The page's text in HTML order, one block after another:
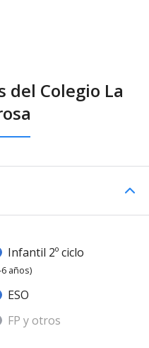
del Colegio La
Infantil 2º ciclo
6 años)
ESO
FP y otros